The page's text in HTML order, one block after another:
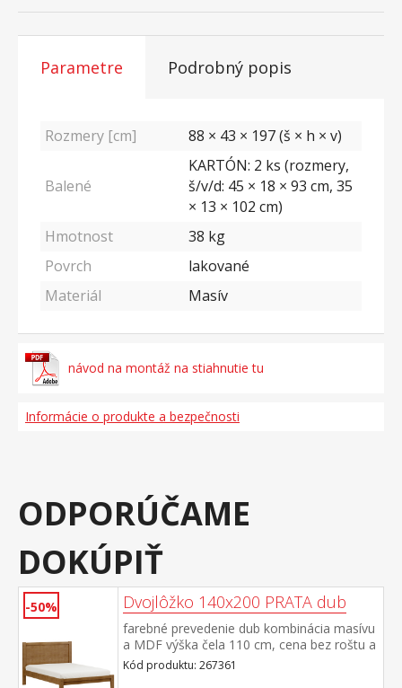
Parametre Podrobný popis
Rozmery [cm] 88 × 43 × 197 (š × h × v)
Balené
KARTÓN: 2 ks (rozmery,
š/v/d: 45 × 18 × 93 cm, 35
× 13 × 102 cm)
Hmotnost
38 kg
Povrch
lakované
Materiál
Masív
návod na montáž na stiahnutie tu
Informácie o produkte a bezpečnosti
ODPORÚČAME
DOKÚPIŤ
-50% Dvojlôžko 140x200 PRATA dub
farebné prevedenie dub kombinácia masívu
a MDF výška čela 110 cm, cena bez roštu a
matraca odporúčaný rozmer matraca 140
× 200 cm a rošt R3
Kód produktu: 267361